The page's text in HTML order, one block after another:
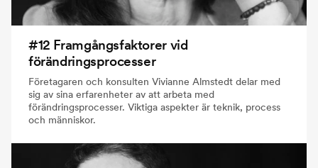
#12 Framgångsfaktorer vid
förändringsprocesser
Företagaren och konsulten Vivianne Almstedt delar med
sig av sina erfarenheter av att arbeta med
förändringsprocesser. Viktiga aspekter är teknik, process
och människor.